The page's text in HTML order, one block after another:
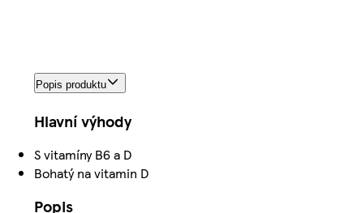
Popis produktu
Hlavní výhody
S vitamíny B6 a D
Bohatý na vitamin D
Popis